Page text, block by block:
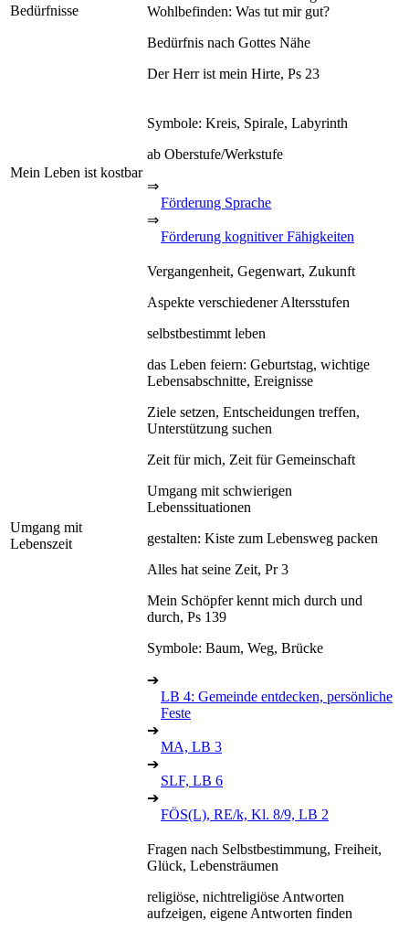
Bedürfnisse
Wohlbefinden: Was tut mir gut?
Bedürfnis nach Gottes Nähe
Der Herr ist mein Hirte, Ps 23
Mein Leben ist kostbar
Symbole: Kreis, Spirale, Labyrinth
ab Oberstufe/Werkstufe
⇒
Förderung Sprache
⇒
Förderung kognitiver Fähigkeiten
Umgang mit
Lebenszeit
Vergangenheit, Gegenwart, Zukunft
Aspekte verschiedener Altersstufen
selbstbestimmt leben
das Leben feiern: Geburtstag, wichtige
Lebensabschnitte, Ereignisse
Ziele setzen, Entscheidungen treffen,
Unterstützung suchen
Zeit für mich, Zeit für Gemeinschaft
Umgang mit schwierigen
Lebenssituationen
gestalten: Kiste zum Lebensweg packen
Alles hat seine Zeit, Pr 3
Mein Schöpfer kennt mich durch und
durch, Ps 139
Symbole: Baum, Weg, Brücke
➔
LB 4: Gemeinde entdecken, persönliche
Feste
➔
MA, LB 3
➔
SLF, LB 6
➔
FÖS(L), RE/k, Kl. 8/9, LB 2
Fragen nach Selbstbestimmung, Freiheit,
Glück, Lebensträumen
religiöse, nichtreligiöse Antworten
aufzeigen, eigene Antworten finden